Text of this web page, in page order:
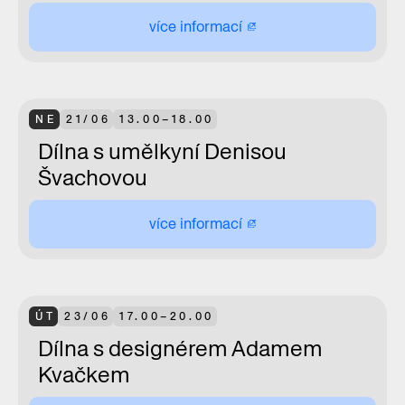
více informací
NE 21/06 13.00–18.00
Dílna s umělkyní Denisou
Švachovou
více informací
ÚT 23/06 17.00–20.00
Dílna s designérem Adamem
Kvačkem